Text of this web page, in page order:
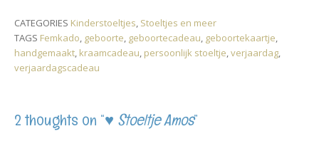
L
i
n
k
s
A
p
p
b
o
o
k
c
h
a
t
e
r
e
s
t
CATEGORIES Kinderstoeltjes, Stoeltjes en meer
TAGS Femkado, geboorte, geboortecadeau, geboortekaartje,
handgemaakt, kraamcadeau, persoonlijk stoeltje,verjaardag,
verjaardagscadeau
2 thoughts on “♥ Stoeltje Amos”